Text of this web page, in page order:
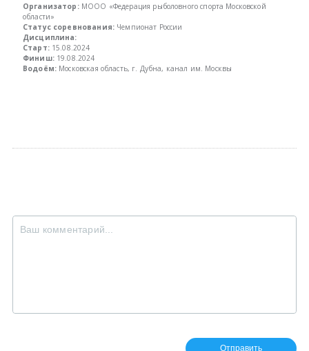
Организатор:МООО «Федерация рыболовного спорта Московской
области»
Статус соревнования:Чемпионат России
Дисциплина:
Старт:15.08.2024
Финиш:19.08.2024
Водоём: Московская область, г. Дубна, канал им. Москвы